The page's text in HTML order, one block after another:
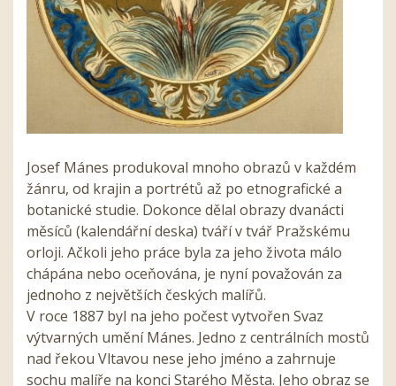
Josef Mánes produkoval mnoho obrazů v každém
žánru, od krajin a portrétů až po etnografické a
botanické studie. Dokonce dělal obrazy dvanácti
měsíců (kalendářní deska) tváří v tvář Pražskému
orloji. Ačkoli jeho práce byla za jeho života málo
chápána nebo oceňována, je nyní považován za
jednoho z největších českých malířů.
V roce 1887 byl na jeho počest vytvořen Svaz
výtvarných umění Mánes. Jedno z centrálních mostů
nad řekou Vltavou nese jeho jméno a zahrnuje
sochu malíře na konci Starého Města. Jeho obraz se